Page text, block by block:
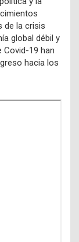
de la crisis
global débil y
19 han
hacia los